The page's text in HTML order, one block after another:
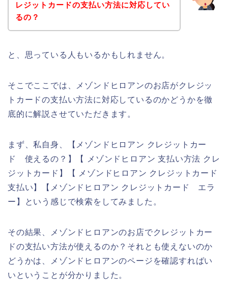
レジットカードの支払い方法に対応してい
るの？
と、思っている人もいるかもしれません。
そこでここでは、メゾンドヒロアンのお店がクレジッ
トカードの支払い方法に対応しているのかどうかを徹
底的に解説させていただきます。
まず、私自身、【メゾンドヒロアン クレジットカー
ド 使えるの？】【 メゾンドヒロアン 支払い方法 クレ
ジットカード】【 メゾンドヒロアン クレジットカード
支払い】【メゾンドヒロアン クレジットカード エラ
ー】という感じで検索をしてみました。
その結果、メゾンドヒロアンのお店でクレジットカー
ドの支払い方法が使えるのか？それとも使えないのか
どうかは、メゾンドヒロアンのページを確認すればい
いということが分かりました。